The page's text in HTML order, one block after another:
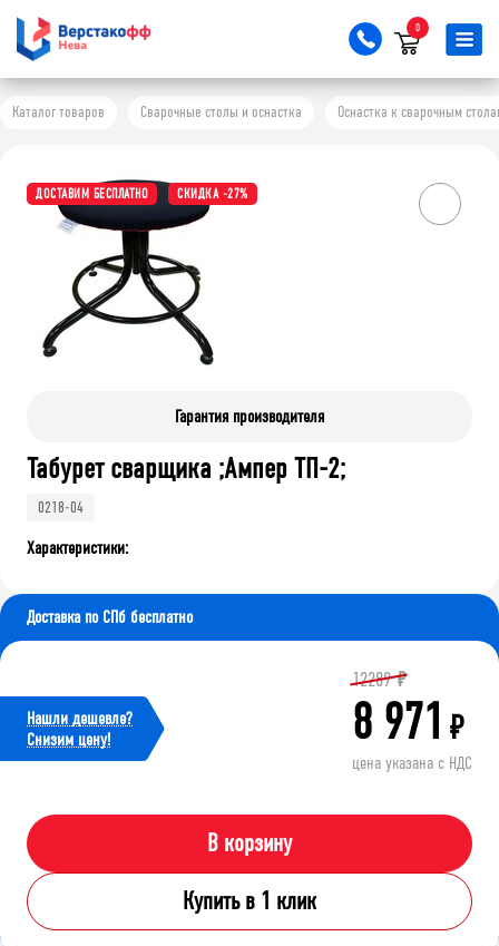
0
Каталог товаров Сварочные столы и оснастка Оснастка к сварочным
ДОСТАВИМ БЕСПЛАТНО СКИДКА -27%
Гарантия производителя
Табурет сварщика ;Ампер ТП-2;
0218-04
Характеристики:
Доставка по СПб бесплатно
Нашли дешевле?
Cнизим цену!
12289 ₽
8 971 ₽
цена указана с НДС
В корзину
Купить в 1 клик